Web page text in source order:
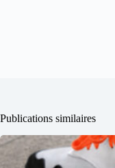
Publications similaires